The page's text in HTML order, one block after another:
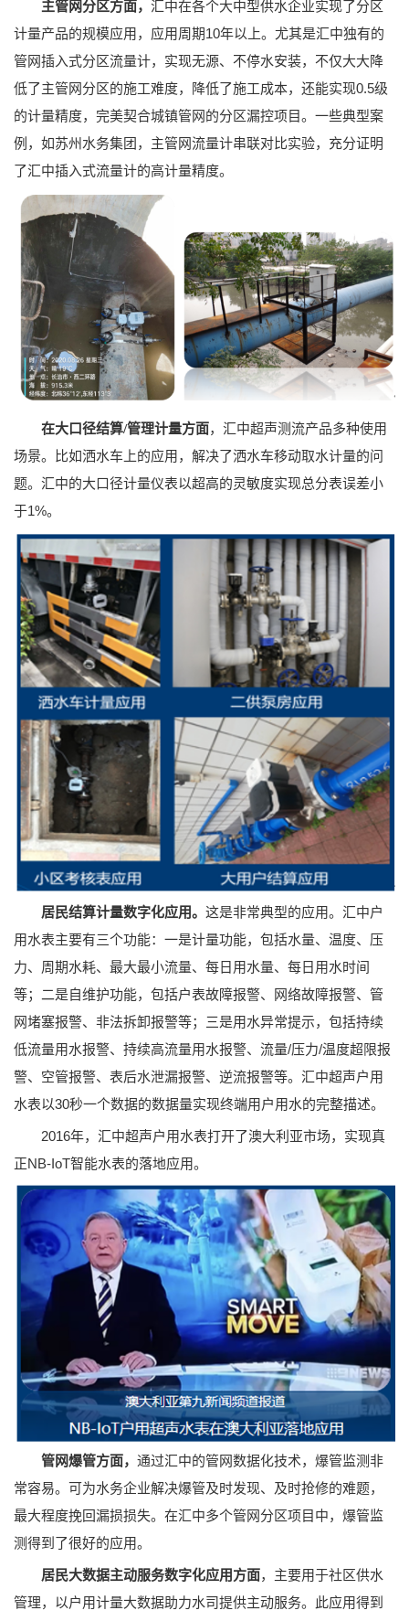
主管网分区方面， 汇中在各个大中型供水企业实现了分区
计量产品的规模应用，应用周期10年以上。尤其是汇中独有的
管网插入式分区流量计，实现无源、不停水安装，不仅大大降
低了主管网分区的施工难度，降低了施工成本，还能实现0.5级
的计量精度，完美契合城镇管网的分区漏控项目。一些典型案
例，如苏州水务集团，主管网流量计串联对比实验，充分证明
了汇中插入式流量计的高计量精度。
在大口径结算/管理计量方面， 汇中超声测流产品多种使用
场景。比如洒水车上的应用，解决了洒水车移动取水计量的问
题。汇中的大口径计量仪表以超高的灵敏度实现总分表误差小
于1%。
居民结算计量数字化应用。 这是非常典型的应用。汇中户
用水表主要有三个功能：一是计量功能，包括水量、温度、压
力、周期水耗、最大最小流量、每日用水量、每日用水时间
等；二是自维护功能，包括户表故障报警、网络故障报警、管
网堵塞报警、非法拆卸报警等；三是用水异常提示，包括持续
低流量用水报警、持续高流量用水报警、流量/压力/温度超限报
警、空管报警、表后水泄漏报警、逆流报警等。汇中超声户用
水表以30秒一个数据的数据量实现终端用户用水的完整描述。
2016年，汇中超声户用水表打开了澳大利亚市场，实现真
正NB-IoT智能水表的落地应用。
管网爆管方面， 通过汇中的管网数据化技术，爆管监测非
常容易。可为水务企业解决爆管及时发现、及时抢修的难题，
最大程度挽回漏损损失。在汇中多个管网分区项目中，爆管监
测得到了很好的应用。
居民大数据主动服务数字化应用方面， 主要用于社区供水
管理，以户用计量大数据助力水司提供主动服务。此应用得到